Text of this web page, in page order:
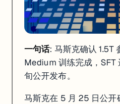
一句话: 马斯克确认 1.5T
Medium 训练完成，SFT
旬公开发布。
马斯克在 5 月 25 日公开